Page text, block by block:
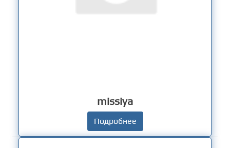
missiya
Подробнее